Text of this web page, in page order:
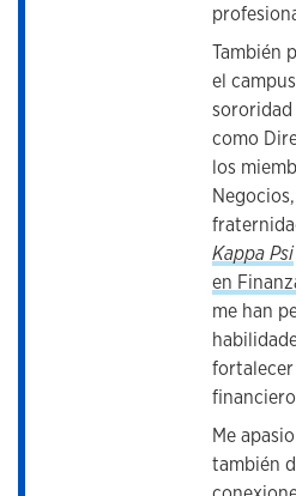
También
el
sororidad
como
los
Kappa Psi
en
me han
Me
también